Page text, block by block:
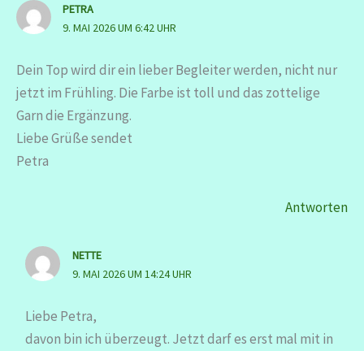
PETRA
9. MAI 2026 UM 6:42 UHR
Dein Top wird dir ein lieber Begleiter werden, nicht nur
jetzt im Frühling. Die Farbe ist toll und das zottelige
Garn die Ergänzung.
Liebe Grüße sendet
Petra
Antworten
NETTE
9. MAI 2026 UM 14:24 UHR
Liebe Petra,
davon bin ich überzeugt. Jetzt darf es erst mal mit in